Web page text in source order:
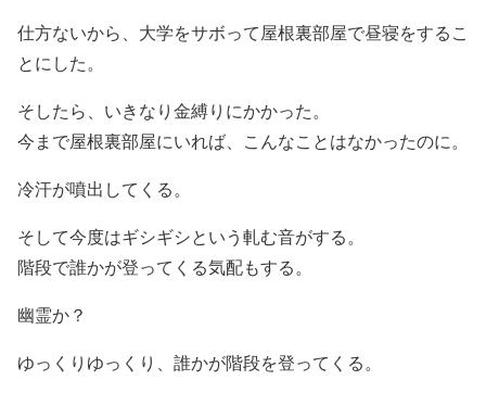
仕方ないから、大学をサボって屋根裏部屋で昼寝をするこ
とにした。
そしたら、いきなり金縛りにかかった。
今まで屋根裏部屋にいれば、こんなことはなかったのに。
冷汗が噴出してくる。
そして今度はギシギシという軋む音がする。
階段で誰かが登ってくる気配もする。
幽霊か？
ゆっくりゆっくり、誰かが階段を登ってくる。